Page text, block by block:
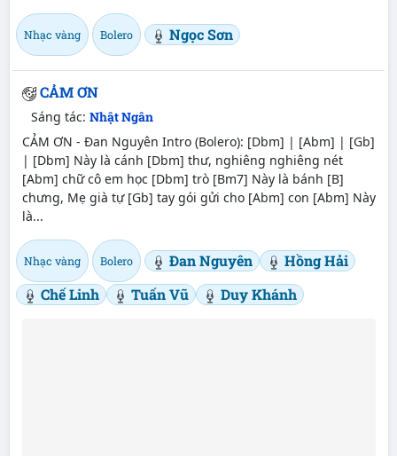
Nhạc vàng Bolero Ngọc Sơn
CẢM ƠN
Sáng tác: Nhật Ngân
CẢM ƠN - Đan Nguyên Intro (Bolero): [Dbm] | [Abm] | [Gb]
| [Dbm] Này là cánh [Dbm] thư, nghiêng nghiêng nét
[Abm] chữ cô em học [Dbm] trò [Bm7] Này là bánh [B]
chưng, Mẹ già tự [Gb] tay gói gửi cho [Abm] con [Abm] Này
là...
Nhạc vàng Bolero Đan Nguyên
Hồng Hải
Chế Linh
Tuấn Vũ Duy Khánh